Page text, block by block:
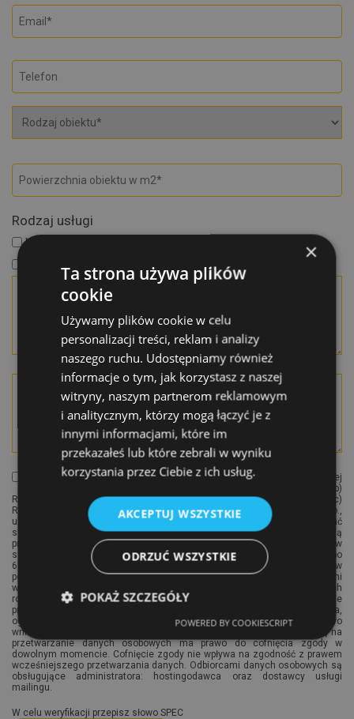
Rodzaj usługi
Wewnątrz obiektu
Wewnątrz obiektu + teren zewnętrzny
Dane osobowe przetwarzane są w celu przesłania oferty handlowej
oraz innych treści marketingowych na podstawie art. 6 pkt 1 lit. a) lub b)
RODO, a w przypadku zawarcia umowy na podstawie art. 6 pkt 1 lit. c)
RODO. Administratorem danych jest firma SPEC Smart Cleaning Sp. z o.o.,
ul. Braniborska 14, 53-680 Wrocław NIP: 897-190-44-70. Aby skontaktować
się z nami, wyślij wiadomość pod e-mail: spec@spec-firma.com. Dane będą
przechowywane przez okres niezbędny do realizacji celów, w
szczególności: w przypadku korespondencji i ofert będziemy je usuwać po
6 miesiącach od dnia ostatniego kontaktu, w przypadku zawartych umów
po upływie terminów przedawnienia roszczeń lub obrony przed nimi
wynikającymi z przepisów prawa powszechnego, a w przypadku danych
rozliczeniowych po 6 latach. Osobie, której dane dotyczą przysługuje
prawo dostępu do swoich danych, ich sprostowania, usunięcia,
ograniczenia przetwarzania, prawo do przenoszenia danych, a także prawo
wniesienia skargi do organu nadzorczego. Osoba, która wyraziła zgodę na
przetwarzanie danych osobowych ma prawo do cofnięcia zgody w
dowolnym momencie. Cofnięcie zgody nie wpływa na zgodność z prawem
wcześniejszego przetwarzania danych. Odbiorcami danych osobowych są
obsługujące administratora: hostingodawca oraz dostawcy usługi
mailingu.
W celu weryfikacji przepisz słowo SPEC
×
Ta strona używa plików
cookie
Używamy plików cookie w celu
personalizacji treści, reklam i analizy
naszego ruchu. Udostępniamy również
informacje o tym, jak korzystasz z naszej
witryny, naszym partnerom reklamowym
i analitycznym, którzy mogą łączyć je z
innymi informacjami, które im
przekazałeś lub które zebrali w wyniku
korzystania przez Ciebie z ich usług.
AKCEPTUJ WSZYSTKIE
ODRZUĆ WSZYSTKIE
POKAŻ SZCZEGÓŁY
POWERED BY COOKIESCRIPT